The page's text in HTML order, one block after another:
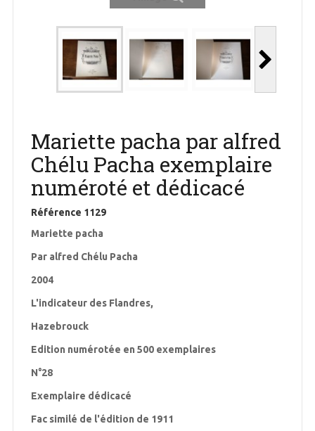
Mariette pacha par alfred
Chélu Pacha exemplaire
numéroté et dédicacé
Référence 1129
Mariette pacha
Par alfred Chélu Pacha
2004
L'indicateur des Flandres,
Hazebrouck
Edition numérotée en 500 exemplaires
N°28
Exemplaire dédicacé
Fac similé de l'édition de 1911